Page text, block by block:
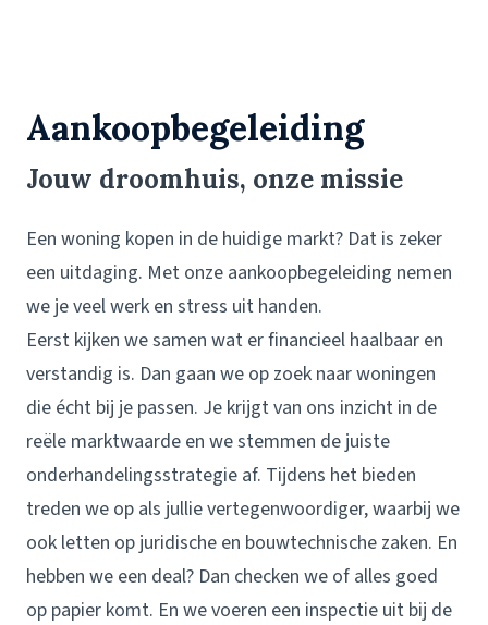
Aankoopbegeleiding
Jouw droomhuis, onze missie
Een woning kopen in de huidige markt? Dat is zeker
een uitdaging. Met onze aankoopbegeleiding nemen
we je veel werk en stress uit handen.
Eerst kijken we samen wat er financieel haalbaar en
verstandig is. Dan gaan we op zoek naar woningen
die écht bij je passen. Je krijgt van ons inzicht in de
reële marktwaarde en we stemmen de juiste
onderhandelingsstrategie af. Tijdens het bieden
treden we op als jullie vertegenwoordiger, waarbij we
ook letten op juridische en bouwtechnische zaken. En
hebben we een deal? Dan checken we of alles goed
op papier komt. En we voeren een inspectie uit bij de